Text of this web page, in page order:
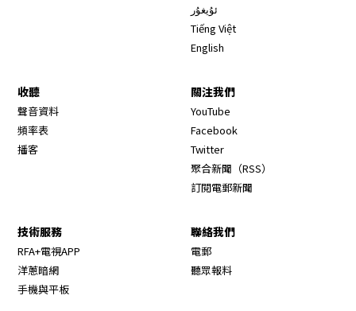
ئۇيغۇر
Tiếng Việt
English
收聽
聲音資料
頻率表
播客
關注我們
YouTube
Facebook
Twitter
聚合新聞（RSS）
訂閱電郵新聞
技術服務
RFA+電視APP
洋蔥暗網
手機與平板
聯絡我們
電郵
聽眾報料